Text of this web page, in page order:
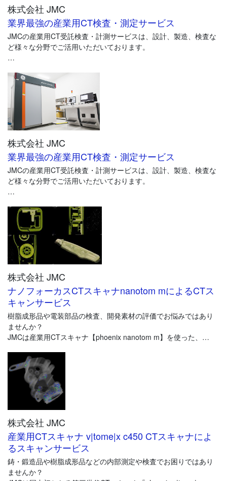
現在、ビジネス課題の解決に向けたAI開発事例（全23事例）を掲
載した
『AIソリューション事例集』を進呈中です。お問い合わせフォー
ムよりお申込下さい。
株式会社 JMC
業界最強の産業用CT検査・測定サービス
JMCの産業用CT受託検査・計測サービスは、設計、製造、検査な
ど様々な分野でご活用いただいております。
フォーカスCT、マイクロフォーカスCT、ミリフォーカスCT、3タ
イプのハイエンドな産業用CTスキャナを使用して、産業用CTでで
きることを網羅したサービス体制を整えています。
>>サービスの詳細は、CTスキャンサービス専門サイトへ
https://www.jmc-ct.jp/
株式会社 JMC
業界最強の産業用CT検査・測定サービス
JMCの産業用CT受託検査・計測サービスは、設計、製造、検査な
ど様々な分野でご活用いただいております。
フォーカスCT、マイクロフォーカスCT、ミリフォーカスCT、3タ
イプのハイエンドな産業用CTスキャナを使用して、産業用CTでで
きることを網羅したサービス体制を整えています。
>>サービスの詳細は、CTスキャンサービス専門サイトへ
https://www.jmc-ct.jp/
株式会社 JMC
ナノフォーカスCTスキャナnanotom mによるCTス
キャンサービス
樹脂成形品や電装部品の検査、開発素材の評価でお悩みではあり
ませんか？
JMCは産業用CTスキャナ【phoenix nanotom m】を使った、
CTスキャナとは物体を透過する"X線"を使って、
物体内部のさまざまな構造を可視化する装置のことです。
JMCが使用する【phoenix nanotom m】は、製品の内部検査、
内部・外部寸法の計測、製品の全形状データの取得を、
高精度で行なうことが出来ます。
また、非接触測定機や3Dデジタイザが苦手とする、
透明な製品、金属光沢を持った製品が測定可能です。
>>詳しくは、CTスキャンサービス専門サイトへ
株式会社 JMC
産業用CTスキャナ v|tome|x c450 CTスキャナによ
るスキャンサービス
鋳・鍛造品や樹脂成形品などの内部測定や検査でお困りではあり
ませんか？